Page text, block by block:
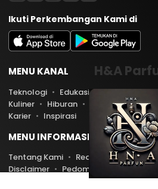
Ikuti Perkembangan Kami di
MENU KANAL
Teknologi Edukasi Lifestyle
Kuliner
Hiburan Travel
Karier
Inspirasi
MENU INFORMASI
Tentang Kami Redaksi Kontak
Disclaimer
Pedoman Media Siber
H&A